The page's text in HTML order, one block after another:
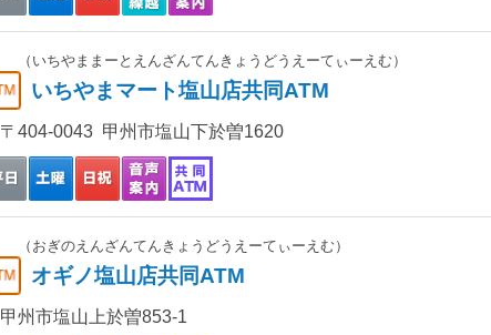
（いちやままーとえんざんてんきょうどうえーてぃーえむ）
いちやまマート塩山店共同ATM
〒404-0043 甲州市塩山下於曽1620
（おぎのえんざんてんきょうどうえーてぃーえむ）
オギノ塩山店共同ATM
甲州市塩山上於曽853-1